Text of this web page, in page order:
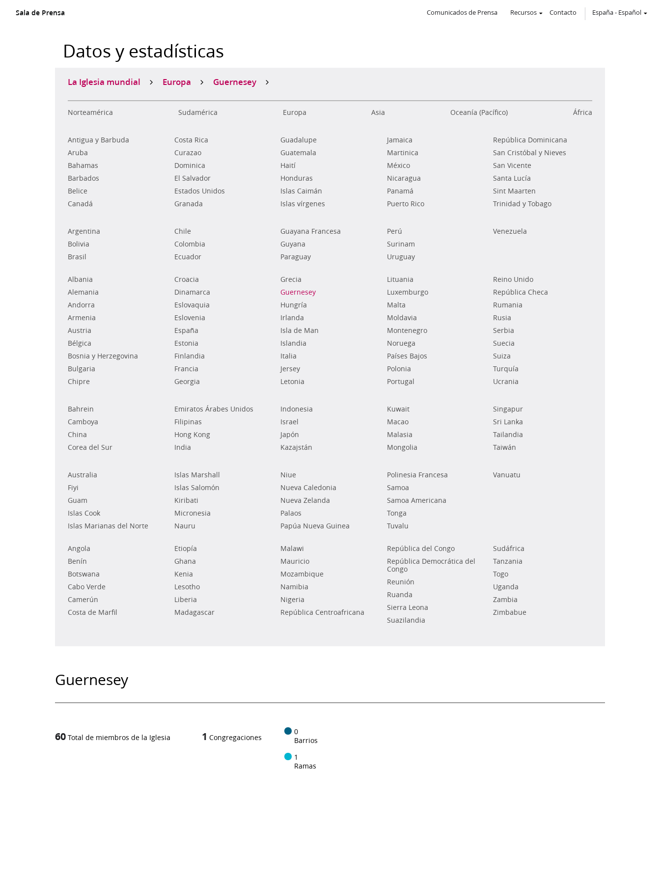
Sala de Prensa Comunicados de Prensa Recursos Contacto España- Español
Datos y estadísticas
La Iglesia mundial Europa Guernesey
Norteamérica Sudamérica Europa Asia Oceanía (Pacífico) África
Antigua y Barbuda
Aruba
Bahamas
Barbados
Belice
Canadá
Costa Rica
Curazao
Dominica
El Salvador
Estados Unidos
Granada
Guadalupe
Guatemala
Haití
Honduras
Islas Caimán
Islas vírgenes
Jamaica
Martinica
México
Nicaragua
Panamá
Puerto Rico
República Dominicana
San Cristóbal y Nieves
San Vicente
Santa Lucía
Sint Maarten
Trinidad y Tobago
Argentina
Bolivia
Brasil
Chile
Colombia
Ecuador
Guayana Francesa
Guyana
Paraguay
Perú
Surinam
Uruguay
Venezuela
Albania
Alemania
Andorra
Armenia
Austria
Bélgica
Bosnia y Herzegovina
Bulgaria
Chipre
Croacia
Dinamarca
Eslovaquia
Eslovenia
España
Estonia
Finlandia
Francia
Georgia
Grecia
Guernesey
Hungría
Irlanda
Isla de Man
Islandia
Italia
Jersey
Letonia
Lituania
Luxemburgo
Malta
Moldavia
Montenegro
Noruega
Países Bajos
Polonia
Portugal
Reino Unido
República Checa
Rumania
Rusia
Serbia
Suecia
Suiza
Turquía
Ucrania
Bahrein
Camboya
China
Corea del Sur
Emiratos Árabes Unidos
Filipinas
Hong Kong
India
Indonesia
Israel
Japón
Kazajstán
Kuwait
Macao
Malasia
Mongolia
Singapur
Sri Lanka
Tailandia
Taiwán
Australia
Fiyi
Guam
Islas Cook
Islas Marianas del Norte
Islas Marshall
Islas Salomón
Kiribati
Micronesia
Nauru
Niue
Nueva Caledonia
Nueva Zelanda
Palaos
Papúa Nueva Guinea
Polinesia Francesa
Samoa
Samoa Americana
Tonga
Tuvalu
Vanuatu
Angola
Benín
Botswana
Cabo Verde
Camerún
Costa de Marfil
Etiopía
Ghana
Kenia
Lesotho
Liberia
Madagascar
Malawi
Mauricio
Mozambique
Namibia
Nigeria
República Centroafricana
República del Congo
República Democrática del
Congo
Reunión
Ruanda
Sierra Leona
Suazilandia
Sudáfrica
Tanzania
Togo
Uganda
Zambia
Zimbabue
Guernesey
60 Total de miembros de la Iglesia 1 Congregaciones
0
Barrios
1
Ramas